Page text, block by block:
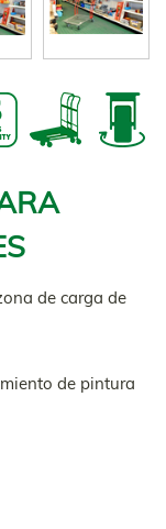
de carga de
de pintura